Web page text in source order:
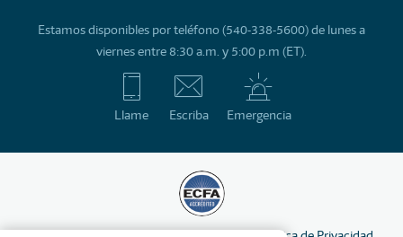
Estamos disponibles por teléfono (540-338-5600) de lunes a
viernes entre 8:30 a.m. y 5:00 p.m (ET).
Llame Escriba Emergencia